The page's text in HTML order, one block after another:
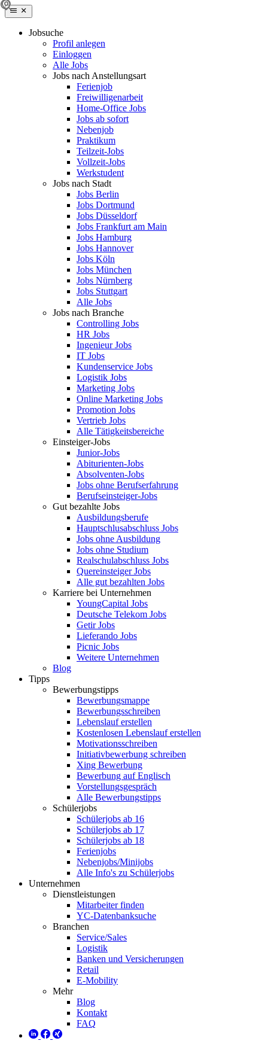
Jobsuche
Profil anlegen
Einloggen
Alle Jobs
Jobs nach Anstellungsart
Ferienjob
Freiwilligenarbeit
Home-Office Jobs
Jobs ab sofort
Nebenjob
Praktikum
Teilzeit-Jobs
Vollzeit-Jobs
Werkstudent
Jobs nach Stadt
Jobs Berlin
Jobs Dortmund
Jobs Düsseldorf
Jobs Frankfurt am Main
Jobs Hamburg
Jobs Hannover
Jobs Köln
Jobs München
Jobs Nürnberg
Jobs Stuttgart
Alle Jobs
Jobs nach Branche
Controlling Jobs
HR Jobs
Ingenieur Jobs
IT Jobs
Kundenservice Jobs
Logistik Jobs
Marketing Jobs
Online Marketing Jobs
Promotion Jobs
Vertrieb Jobs
Alle Tätigkeitsbereiche
Einsteiger-Jobs
Junior-Jobs
Abiturienten-Jobs
Absolventen-Jobs
Jobs ohne Berufserfahrung
Berufseinsteiger-Jobs
Gut bezahlte Jobs
Ausbildungsberufe
Hauptschlusabschluss Jobs
Jobs ohne Ausbildung
Jobs ohne Studium
Realschulabschluss Jobs
Quereinsteiger Jobs
Alle gut bezahlten Jobs
Karriere bei Unternehmen
YoungCapital Jobs
Deutsche Telekom Jobs
Getir Jobs
Lieferando Jobs
Picnic Jobs
Weitere Unternehmen
Blog
Tipps
Bewerbungstipps
Bewerbungsmappe
Bewerbungsschreiben
Lebenslauf erstellen
Kostenlosen Lebenslauf erstellen
Motivationsschreiben
Initiativbewerbung schreiben
Xing Bewerbung
Bewerbung auf Englisch
Vorstellungsgespräch
Alle Bewerbungstipps
Schülerjobs
Schülerjobs ab 16
Schülerjobs ab 17
Schülerjobs ab 18
Ferienjobs
Nebenjobs/Minijobs
Alle Info's zu Schülerjobs
Unternehmen
Dienstleistungen
Mitarbeiter finden
YC-Datenbanksuche
Branchen
Service/Sales
Logistik
Banken und Versicherungen
Retail
E-Mobility
Mehr
Blog
Kontakt
FAQ